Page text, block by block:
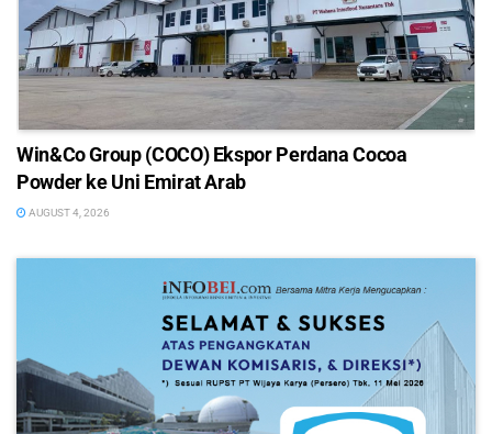
Win&Co Group (COCO) Ekspor Perdana Cocoa
Powder ke Uni Emirat Arab
AUGUST 4, 2026